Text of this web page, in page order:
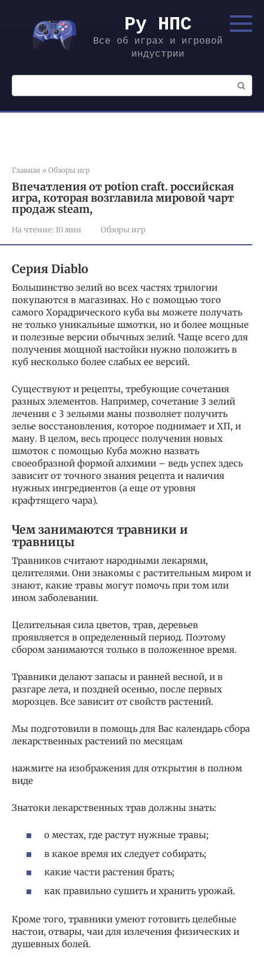
контенту
Ру НПС
Все об играх и игровой
индустрии
Поиск:
Главная » Обзоры игр
Впечатления от potion craft. российская
игра, которая возглавила мировой чарт
продаж steam,
На чтение: 10 мин Обзоры игр
Серия Diablo
Большинство зелий во всех частях трилогии
покупаются в магазинах. Но с помощью того
самого Хорадрического куба вы можете получать
не только уникальные шмотки, но и более мощные
и полезные версии обычных зелий. Чаще всего для
получения мощной настойки нужно положить в
куб несколько более слабых ее версий.
Существуют и рецепты, требующие сочетания
разных элементов. Например, сочетание 3 зелий
лечения с 3 зельями маны позволяет получить
зелье восстановления, которое поднимает и ХП, и
ману. В целом, весь процесс получения новых
шмоток с помощью Куба можно назвать
своеобразной формой алхимии – ведь успех здесь
зависит от точного знания рецепта и наличия
нужных ингредиентов (а еще от уровня
крафтящего чара).
Чем занимаются травники и
травницы
Травников считают народными лекарями,
целителями. Они знакомы с растительным миром и
знают, какие травы могут помочь при том или
ином заболевании.
Целительная сила цветов, трав, деревьев
проявляется в определенный период. Поэтому
сбором занимаются только в положенное время.
Травники делают запасы и ранней весной, и в
разгаре лета, и поздней осенью, после первых
морозцев. Все зависит от свойств растений.
Мы подготовили в помощь для Вас календарь сбора
лекарственных растений по месяцам
нажмите на изображения для открытия в полном
виде
Знатоки лекарственных трав должны знать:
о местах, где растут нужные травы;
в какое время их следует собирать;
какие части растения брать;
как правильно сушить и хранить урожай.
Кроме того, травники умеют готовить целебные
настои, отвары, чаи для излечения физических и
душевных болей.